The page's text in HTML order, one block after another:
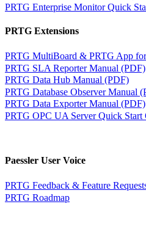
PRTG Enterprise Monitor Quick
PRTG Extensions
PRTG MultiBoard & PRTG App
PRTG SLA Reporter Manual (PDF)
PRTG Data Hub Manual (PDF)
PRTG Database Observer Manual
PRTG Data Exporter Manual (PDF)
PRTG OPC UA Server Quick Start
Paessler User Voice
PRTG Feedback & Feature
PRTG Roadmap